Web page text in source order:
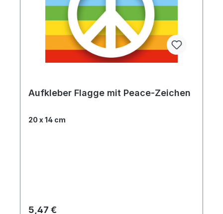
Aufkleber Flagge mit Peace-Zeichen
20 x 14 cm
Regulärer Preis:
5,47 €